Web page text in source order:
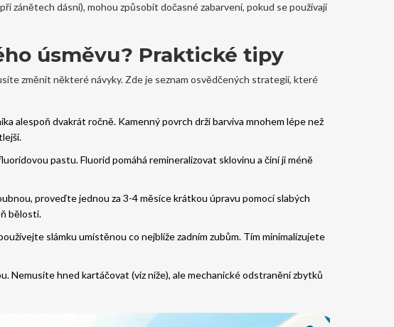
zánětech dásní), mohou způsobit dočasné zabarvení, pokud se používají
úsměvu? Praktické tipy
změnit některé návyky. Zde je seznam osvědčených strategií, které
alespoň dvakrát ročně. Kamenný povrch drží barviva mnohem lépe než
pastu. Fluorid pomáhá remineralizovat sklovinu a činí ji méně
proveďte jednou za 3-4 měsíce krátkou úpravu pomocí slabých
bělosti.
slámku umístěnou co nejblíže zadním zubům. Tím minimalizujete
Nemusíte hned kartáčovat (viz níže), ale mechanické odstranění zbytků